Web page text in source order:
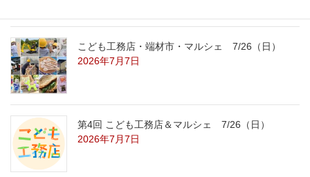
こども工務店・端材市・マルシェ 7/26（日）
2026年7月7日
第4回 こども工務店＆マルシェ 7/26（日）
2026年7月7日